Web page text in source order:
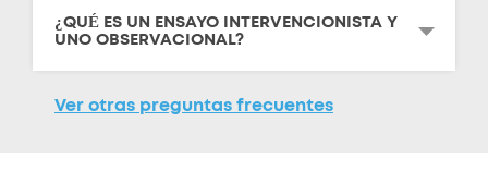
¿QUÉ ES UN ENSAYO INTERVENCIONISTA Y
UNO OBSERVACIONAL?
Ver otras preguntas frecuentes